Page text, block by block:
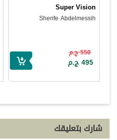
Super Vision
Sherife Abdelmessih
550 ج.م
495 ج.م
شارك بتعليقك